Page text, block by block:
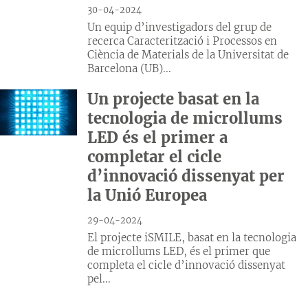
30-04-2024
Un equip d’investigadors del grup de
recerca Caracterització i Processos en
Ciència de Materials de la Universitat de
Barcelona (UB)...
Un projecte basat en la
tecnologia de microllums
LED és el primer a
completar el cicle
d’innovació dissenyat per
la Unió Europea
29-04-2024
El projecte iSMILE, basat en la tecnologia
de microllums LED, és el primer que
completa el cicle d’innovació dissenyat
pel...